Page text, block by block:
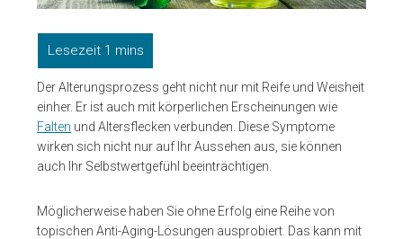
Der Alterungsprozess geht nicht nur mit Reife und Weisheit
einher. Er ist auch mit körperlichen Erscheinungen wie
Falten und Altersflecken verbunden. Diese Symptome
wirken sich nicht nur auf Ihr Aussehen aus, sie können
auch Ihr Selbstwertgefühl beeinträchtigen.
Möglicherweise haben Sie ohne Erfolg eine Reihe von
topischen Anti-Aging-Lösungen ausprobiert. Das kann mit